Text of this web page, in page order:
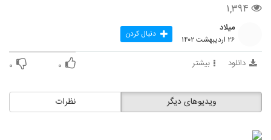
۱,۳۹۴
میلاد
۲۶ اردیبهشت ۱۴۰۲ دنبال کردن
دانلود بیشتر ۰ ۰
نظرات ویدیوهای دیگر